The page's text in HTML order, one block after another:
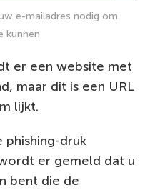
e-mailadres nodig om
kunnen
er een website met
maar dit is een URL
lijkt.
phishing-druk
er gemeld dat u
bent die de